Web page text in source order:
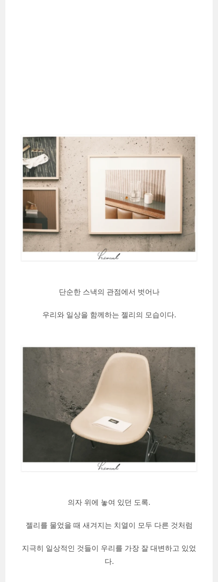
단순한 스낵의 관점에서 벗어나
우리와 일상을 함께하는 젤리의 모습이다.
의자 위에 놓여 있던 도록.
젤리를 물었을 때 새겨지는 치열이 모두 다른 것처럼
지극히 일상적인 것들이 우리를 가장 잘 대변하고 있었
다.